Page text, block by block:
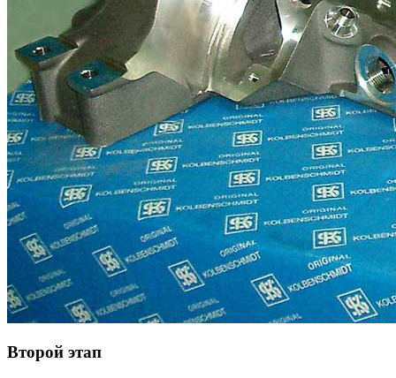
Второй этап